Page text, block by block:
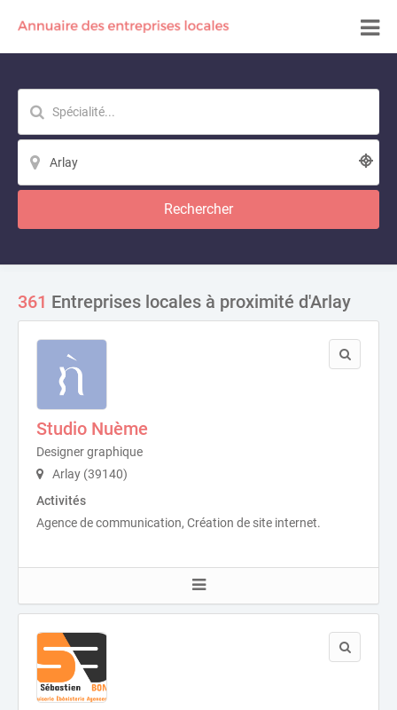
Rechercher
361 Entreprises locales à proximité d'Arlay
Studio Nuème
Designer graphique
Arlay (39140)
Activités
Agence de communication, Création de site internet.